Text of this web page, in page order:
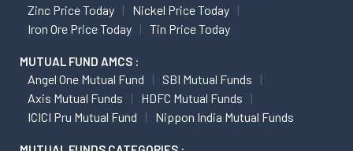
Zinc Price Today
Nickel Price Today
Iron Ore Price Today
Tin Price Today
MUTUAL FUND AMCS :
Angel One Mutual Fund
SBI Mutual Funds
Axis Mutual Funds
HDFC Mutual Funds
ICICI Pru Mutual Fund
Nippon India Mutual Funds